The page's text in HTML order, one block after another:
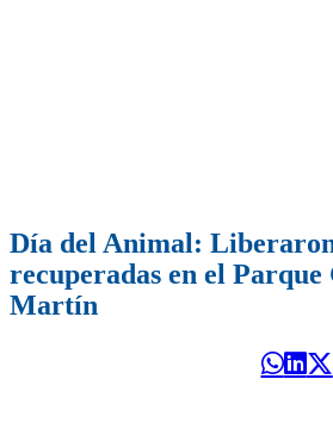
Día del Animal:
recuperadas en el Parque
Martín